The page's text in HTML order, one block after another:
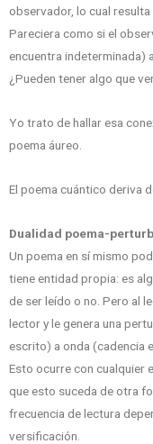
observador, lo cual
Pareciera como si el
encuentra indeterminada)
¿Pueden tener algo que
Yo trato de hallar esa
poema áureo.
El poema cuántico deriva
Dualidad poema-
Un poema en sí mismo
tiene entidad propia: es
de ser leído o no. Pero al
lector y le genera una
escrito) a onda (cadencia
Esto ocurre con cualquier
que esto suceda de otra
frecuencia de lectura
versificación.